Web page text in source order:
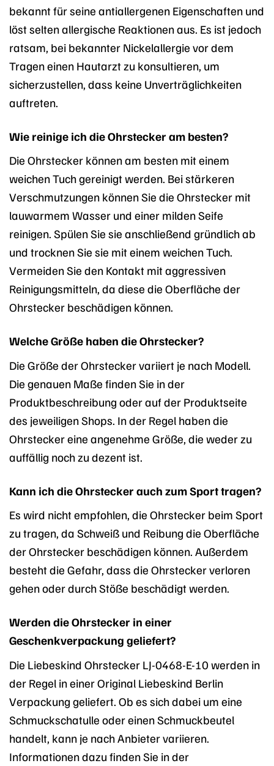
bekannt für seine antiallergenen Eigenschaften und
löst selten allergische Reaktionen aus. Es ist jedoch
ratsam, bei bekannter Nickelallergie vor dem
Tragen einen Hautarzt zu konsultieren, um
sicherzustellen, dass keine Unverträglichkeiten
auftreten.
Wie reinige ich die Ohrstecker am besten?
Die Ohrstecker können am besten mit einem
weichen Tuch gereinigt werden. Bei stärkeren
Verschmutzungen können Sie die Ohrstecker mit
lauwarmem Wasser und einer milden Seife
reinigen. Spülen Sie sie anschließend gründlich ab
und trocknen Sie sie mit einem weichen Tuch.
Vermeiden Sie den Kontakt mit aggressiven
Reinigungsmitteln, da diese die Oberfläche der
Ohrstecker beschädigen können.
Welche Größe haben die Ohrstecker?
Die Größe der Ohrstecker variiert je nach Modell.
Die genauen Maße finden Sie in der
Produktbeschreibung oder auf der Produktseite
des jeweiligen Shops. In der Regel haben die
Ohrstecker eine angenehme Größe, die weder zu
auffällig noch zu dezent ist.
Kann ich die Ohrstecker auch zum Sport tragen?
Es wird nicht empfohlen, die Ohrstecker beim Sport
zu tragen, da Schweiß und Reibung die Oberfläche
der Ohrstecker beschädigen können. Außerdem
besteht die Gefahr, dass die Ohrstecker verloren
gehen oder durch Stöße beschädigt werden.
Werden die Ohrstecker in einer
Geschenkverpackung geliefert?
Die Liebeskind Ohrstecker LJ-0468-E-10 werden in
der Regel in einer Original Liebeskind Berlin
Verpackung geliefert. Ob es sich dabei um eine
Schmuckschatulle oder einen Schmuckbeutel
handelt, kann je nach Anbieter variieren.
Informationen dazu finden Sie in der